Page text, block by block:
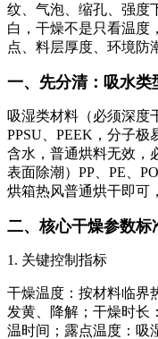
纹、气泡、缩孔、强度
白，干燥不是只看温度
点、料层厚度、环境防
一、先分清：吸水类
吸湿类材料（必须深度
PPSU、PEEK，分子
含水，普通烘料无效，
表面除潮）PP、PE、
烘箱热风普通烘干即可
二、核心干燥参数标
1. 关键控制指标
干燥温度：按材料临界
发黄、降解；干燥时长
温时间；露点温度：吸